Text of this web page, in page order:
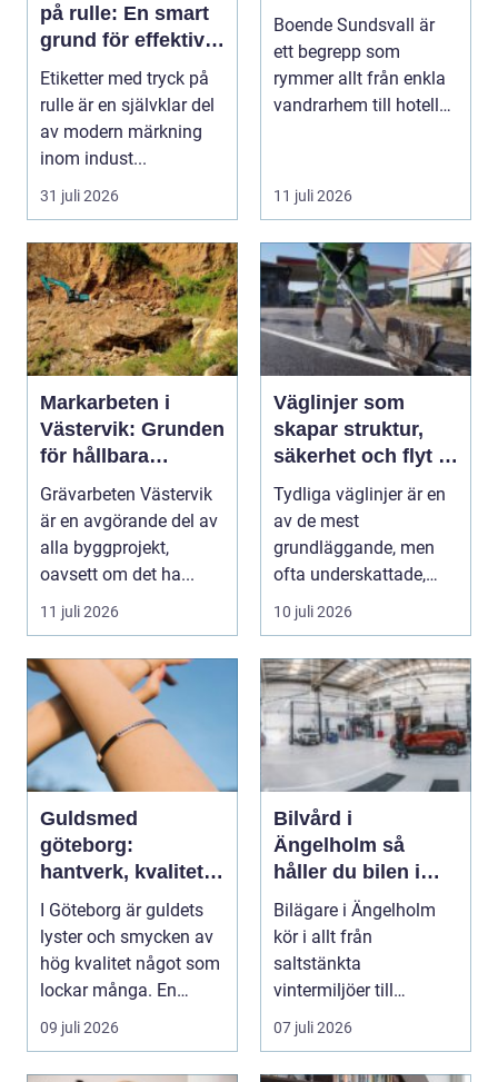
på rulle: En smart
grund för effektiv
märkning
Etiketter med tryck på
rulle är en självklar del
av modern märkning
inom indust...
31 juli 2026
Boende Sundsvall är
ett begrepp som
rymmer allt från enkla
vandrarhem till hotell
11 juli 2026
Markarbeten i
Västervik: Grunden
för hållbara
byggprojekt
Grävarbeten Västervik
är en avgörande del av
alla byggprojekt,
oavsett om det ha...
11 juli 2026
Väglinjer som
skapar struktur,
säkerhet och flyt i
trafiken
Tydliga väglinjer är en
av de mest
grundläggande, men
ofta underskattade,
delarna i trafikmiljön.
De...
10 juli 2026
Guldsmed
göteborg:
hantverk, kvalitet
och personlig
service
I Göteborg är guldets
lyster och smycken av
hög kvalitet något som
lockar många. En
guldsmed i Göteb...
09 juli 2026
Bilvård i
Ängelholm så
håller du bilen i
toppskick året runt
Bilägare i Ängelholm
kör i allt från
saltstänkta
vintermiljöer till
dammiga
sommarvägar. Bilen
utsät...
07 juli 2026